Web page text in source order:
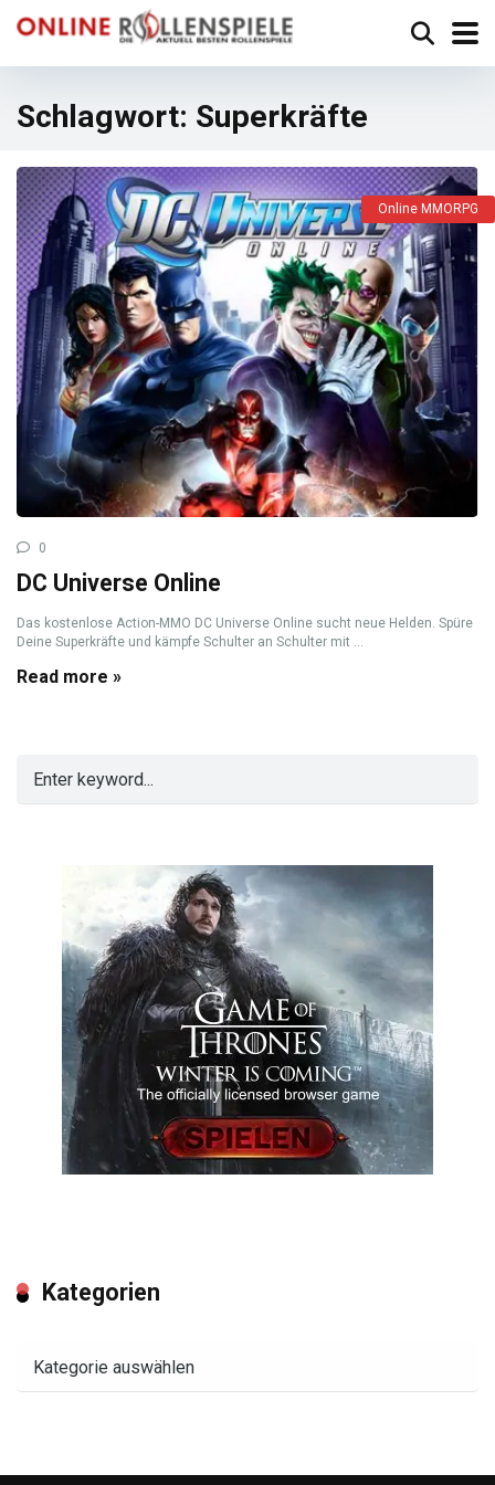
Schlagwort: Superkräfte
Online MMORPG
0
DC Universe Online
Das kostenlose Action-MMO DC Universe Online sucht neue Helden. Spüre
Deine Superkräfte und kämpfe Schulter an Schulter mit ...
Read more »
Kategorien